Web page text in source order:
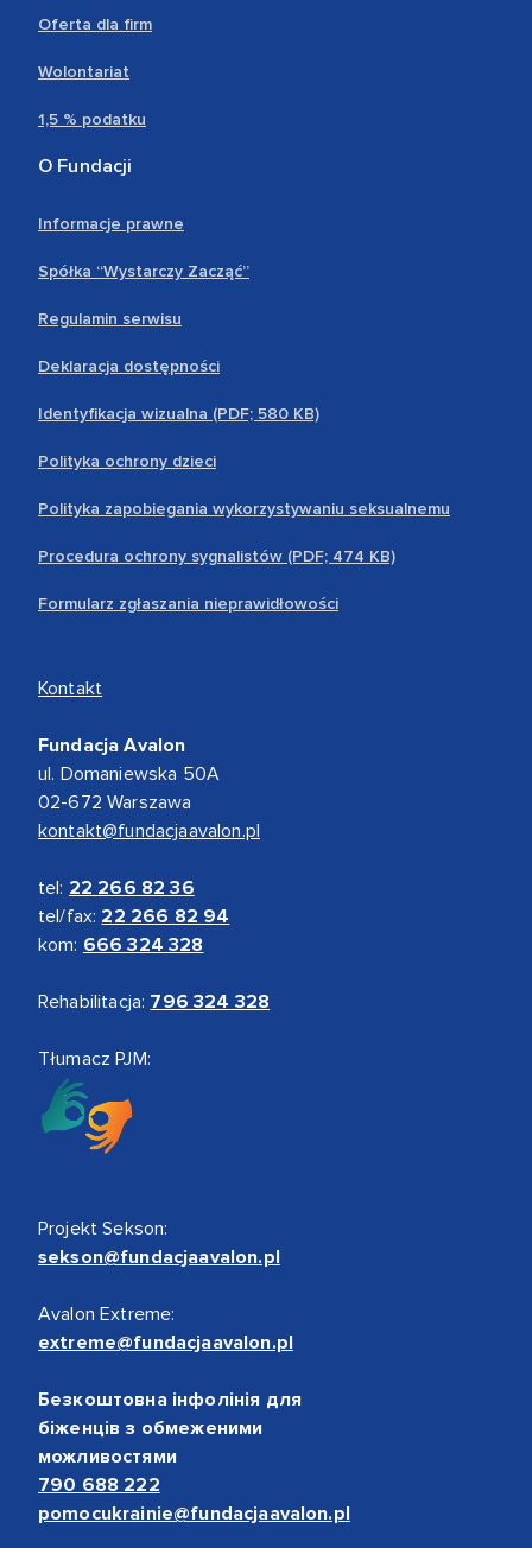
Oferta dla firm
Wolontariat
1,5 % podatku
O Fundacji
Informacje prawne
Spółka “Wystarczy Zacząć”
Regulamin serwisu
Deklaracja dostępności
Identyfikacja wizualna (PDF; 580 KB)
Polityka ochrony dzieci
Polityka zapobiegania wykorzystywaniu seksualnemu
Procedura ochrony sygnalistów (PDF; 474 KB)
Formularz zgłaszania nieprawidłowości
Kontakt
Fundacja Avalon
ul. Domaniewska 50A
02-672 Warszawa
kontakt@fundacjaavalon.pl
tel: 22 266 82 36
tel/fax: 22 266 82 94
kom: 666 324 328
Rehabilitacja: 796 324 328
Tłumacz PJM:
Projekt Sekson:
sekson@fundacjaavalon.pl
Avalon Extreme:
extreme@fundacjaavalon.pl
Безкоштовна інфолінія для
біженців з обмеженими
можливостями
790 688 222
pomocukrainie@fundacjaavalon.pl